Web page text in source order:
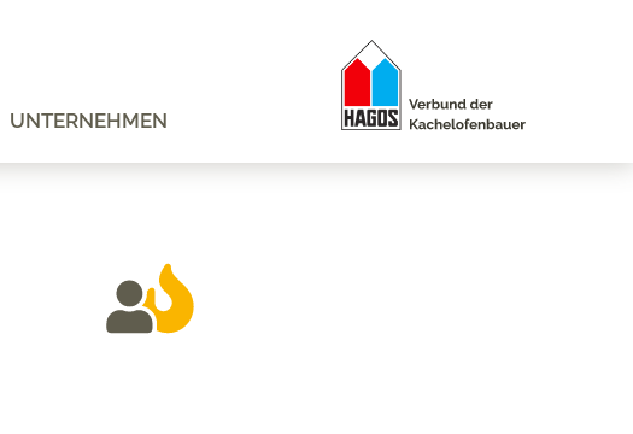
UNTERNEHMEN